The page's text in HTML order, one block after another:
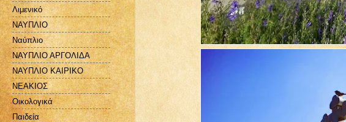
Λιμενικό
ΝΑΥΠΛΙΟ
Ναύπλιο
ΝΑΥΠΛΙΟ ΑΡΓΟΛΙΔΑ
ΝΑΥΠΛΙΟ ΚΑΙΡΙΚΟ
ΝΕΑΚΙΟΣ
Οικολογικά
Παιδεία